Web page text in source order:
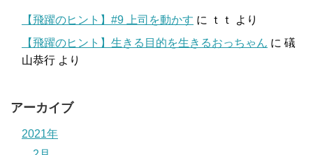
【飛躍のヒント】#9 上司を動かす に ｔｔ
より
【飛躍のヒント】生きる目的を生きるおっちゃん に 礒
山恭行 より
アーカイブ
2021年